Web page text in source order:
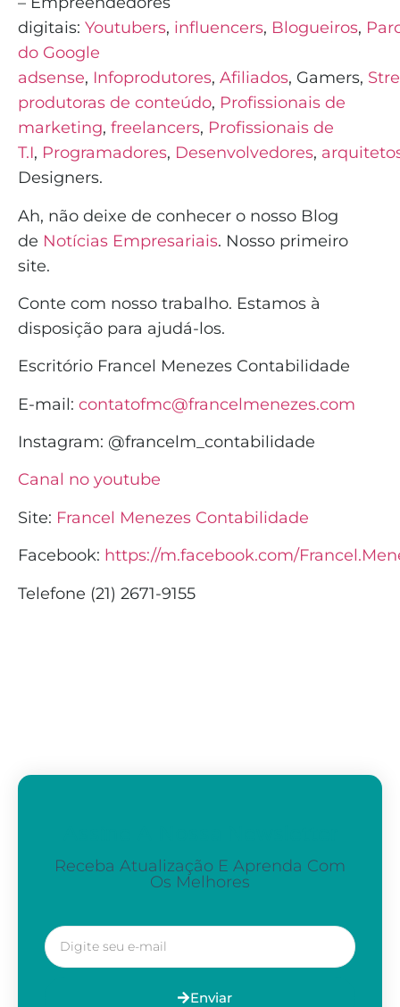
digitais: Youtubers, influencers, Blogueiros,
do Google
adsense, Infoprodutores, Afiliados, Gamers,
produtoras de conteúdo, Profissionais de
marketing, freelancers, Profissionais de
T.I, Programadores, Desenvolvedores,
Designers.
Ah, não deixe de conhecer o nosso Blog
de Notícias Empresariais. Nosso primeiro
site.
Conte com nosso trabalho. Estamos à
disposição para ajudá-los.
Escritório Francel Menezes Contabilidade
E-mail: contatofmc@francelmenezes.com
Instagram: @francelm_contabilidade
Canal no youtube
Site: Francel Menezes Contabilidade
Facebook: https://m.facebook.com/
Telefone (21) 2671-9155
Receba Atualização E Aprenda Com
Os Melhores
Enviar